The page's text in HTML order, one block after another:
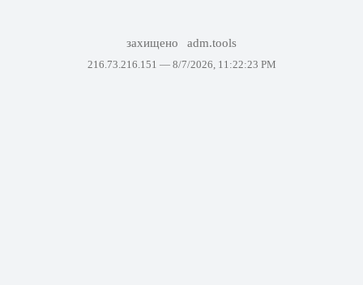
захищено adm.tools
216.73.216.151 — 8/7/2026, 11:22:23 PM